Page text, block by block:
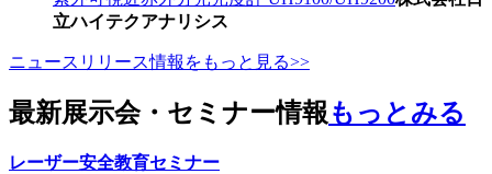
立ハイテクアナリシス
ニュースリリース情報をもっと見る>>
最新展示会・セミナー情報もっとみる
レーザー安全教育セミナー